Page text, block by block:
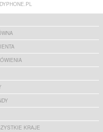
KRAJE